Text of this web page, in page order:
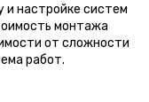
и настройке систем
монтажа
от сложности
работ.